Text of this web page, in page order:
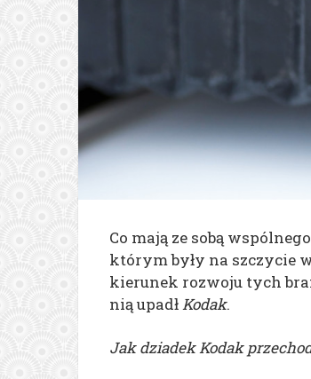
Co mają ze sobą wspólnego
którym były na szczycie
kierunek rozwoju tych
nią upadłKodak.
Jak dziadek Kodak